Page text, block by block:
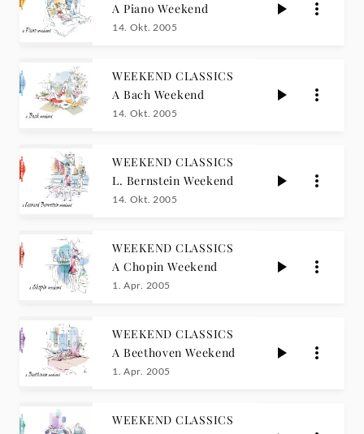
A Piano Weekend
14. Okt. 2005
WEEKEND CLASSICS
A Bach Weekend
14. Okt. 2005
WEEKEND CLASSICS
L. Bernstein Weekend
14. Okt. 2005
WEEKEND CLASSICS
A Chopin Weekend
1. Apr. 2005
WEEKEND CLASSICS
A Beethoven Weekend
1. Apr. 2005
WEEKEND CLASSICS